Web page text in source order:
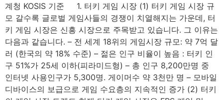
계청 KOSIS 기준 1. 터키 게임 시장 (1) 터키 게임 시장 규
모 갈수록 글로벌 게임사들의 경쟁이 치열해지는 가운데, 터
키 게임 시장은 신흥 시장으로 주목받고 있습니다. 그 이유는
다음과 같습니다. – 전 세계 18위의 게임시장 규모: 약 7억 달
러 (한국의 약 18% 수준) – 젊은 인구 비율이 높음 : 터키 인
구 51%가 25세 이하(피라미드형) – 총 인구 8,200만명 중
인터넷 사용인구가 5,300명. 게이머수 약 3천만 명 – 모바일
디바이스의 보급으로 게임 수요층의 지속적인 증가 (2) 터키